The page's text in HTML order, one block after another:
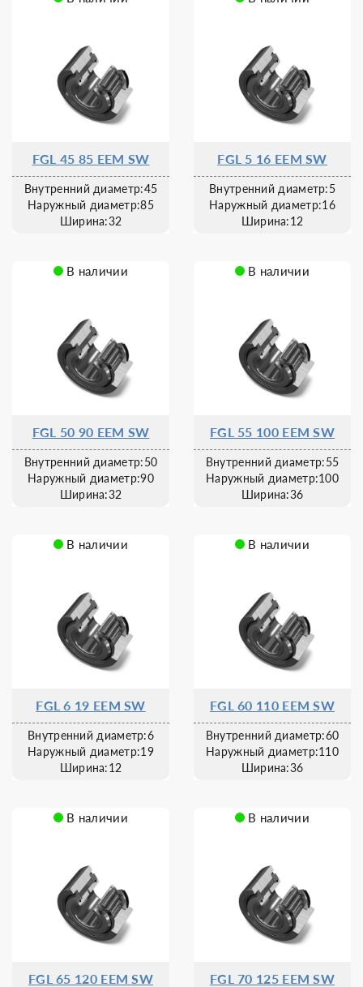
FGL 45 85 EEM SW
Внутренний диаметр:45
Наружный диаметр:85
Ширина:32
FGL 5 16 EEM SW
Внутренний диаметр:5
Наружный диаметр:16
Ширина:12
В наличии
FGL 50 90 EEM SW
Внутренний диаметр:50
Наружный диаметр:90
Ширина:32
В наличии
FGL 55 100 EEM SW
Внутренний диаметр:55
Наружный диаметр:100
Ширина:36
В наличии
FGL 6 19 EEM SW
Внутренний диаметр:6
Наружный диаметр:19
Ширина:12
В наличии
FGL 60 110 EEM SW
Внутренний диаметр:60
Наружный диаметр:110
Ширина:36
В наличии
FGL 65 120 EEM SW
В наличии
FGL 70 125 EEM SW